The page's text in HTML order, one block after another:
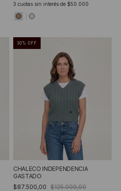
3 cuotas sin interés de $50.000
30 % OFF
CHALECO INDEPENDENCIA
GASTADO
$87.500,00 $125.000,00